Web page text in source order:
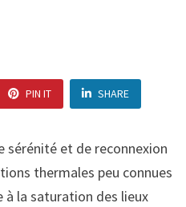
PIN IT SHARE
sérénité et de reconnexion
thermales peu connues
à la saturation des lieux